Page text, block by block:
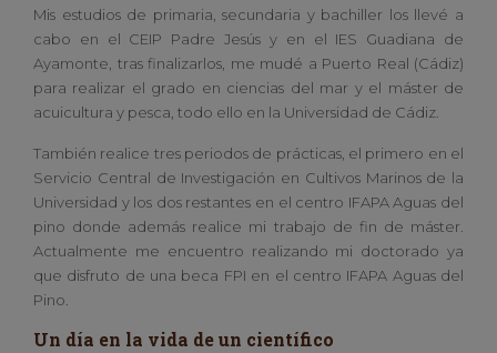
Mis estudios de primaria, secundaria y bachiller los llevé a
cabo en el CEIP Padre Jesús y en el IES Guadiana de
Ayamonte, tras finalizarlos, me mudé a Puerto Real (Cádiz)
para realizar el grado en ciencias del mar y el máster de
acuicultura y pesca, todo ello en la Universidad de Cádiz.
También realice tres periodos de prácticas, el primero en el
Servicio Central de Investigación en Cultivos Marinos de la
Universidad y los dos restantes en el centro IFAPA Aguas del
pino donde además realice mi trabajo de fin de máster.
Actualmente me encuentro realizando mi doctorado ya
que disfruto de una beca FPI en el centro IFAPA Aguas del
Pino.
Un día en la vida de un científico